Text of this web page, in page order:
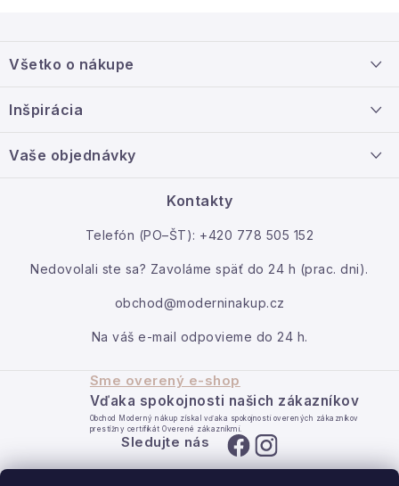
p
ä
Všetko o nákupe
Veľkoobchodná spolupráca
Inšpirácia
Vaše objednávky
Kontakty
Telefón (PO–ŠT): +420 778 505 152
Nedovolali ste sa? Zavoláme späť do 24 h (prac. dni).
obchod@moderninakup.cz
Na váš e-mail odpovieme do 24 h.
Sme overený e-shop
Vďaka spokojnosti našich zákazníkov
Obchod Moderný nákup získal vďaka spokojnosti overených zákazníkov
prestížny certifikát Overené zákazníkmi.
Sledujte nás